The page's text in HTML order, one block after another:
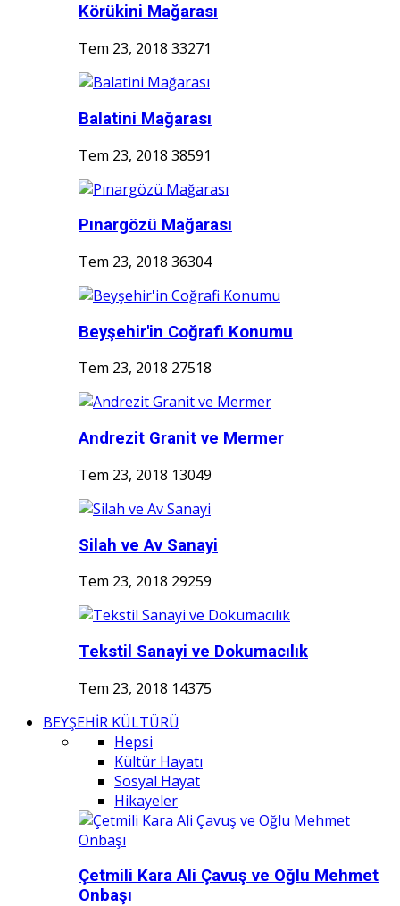
Körükini Mağarası
Tem 23, 2018 33271
Balatini Mağarası
Tem 23, 2018 38591
Pınargözü Mağarası
Tem 23, 2018 36304
Beyşehir'in Coğrafi Konumu
Tem 23, 2018 27518
Andrezit Granit ve Mermer
Tem 23, 2018 13049
Silah ve Av Sanayi
Tem 23, 2018 29259
Tekstil Sanayi ve Dokumacılık
Tem 23, 2018 14375
BEYŞEHİR KÜLTÜRÜ
Hepsi
Kültür Hayatı
Sosyal Hayat
Hikayeler
Çetmili Kara Ali Çavuş ve Oğlu Mehmet
Onbaşı